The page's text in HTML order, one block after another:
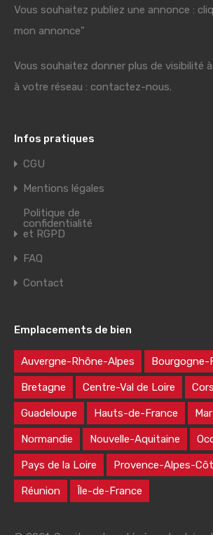
Vous souhaitez publiez une annonce :
mon annonce"
Vous souhaitez donner plus de visibilité
à votre réseau : contactez-nous.
Infos pratiques
CGU
Mentions légales
Politique de
confidentialité
et RGPD
FAQ
Contact
Emplacements de bien
Auvergne-Rhône-Alpes
Bretagne Centre-Val de Loire
Guadeloupe Hauts-de-France
Normandie Nouvelle-Aquitaine
Pays de la Loire Provence-Alpes-
Réunion Île-de-France